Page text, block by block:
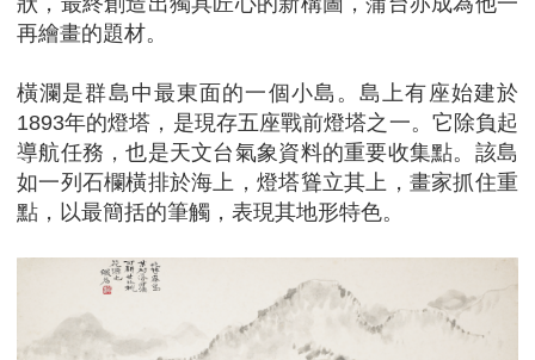
再繪畫的題材。
橫瀾是群島中最東面的一個小島。島上有座始建於
1893年的燈塔，是現存五座戰前燈塔之一。它除負起
導航任務，也是天文台氣象資料的重要收集點。該島
如一列石欄橫排於海上，燈塔聳立其上，畫家抓住重
點，以最簡括的筆觸，表現其地形特色。